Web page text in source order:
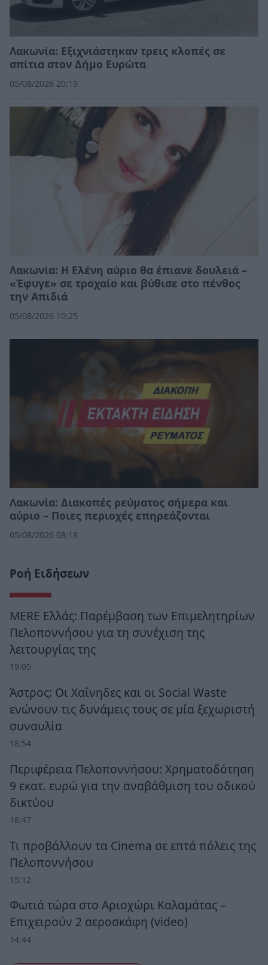
Λακωνία: Εξιχνιάστηκαν τρεις κλοπές σε
σπίτια στον Δήμο Ευρώτα
05/08/2026 20:19
Λακωνία: Η Ελένη αύριο θα έπιανε δουλειά –
«Έφυγε» σε τροχαίο και βύθισε στο πένθος
την Απιδιά
05/08/2026 10:25
Λακωνία: Διακοπές ρεύματος σήμερα και
αύριο – Ποιες περιοχές επηρεάζονται
05/08/2026 08:18
Ροή Ειδήσεων
MERE Ελλάς: Παρέμβαση των Επιμελητηρίων
Πελοποννήσου για τη συνέχιση της
λειτουργίας της
19:05
Άστρος: Οι Χαΐνηδες και οι Social Waste
ενώνουν τις δυνάμεις τους σε μία ξεχωριστή
συναυλία
18:54
Περιφέρεια Πελοποννήσου: Χρηματοδότηση
9 εκατ. ευρώ για την αναβάθμιση του οδικού
δικτύου
18:47
Τι προβάλλουν τα Cinema σε επτά πόλεις της
Πελοποννήσου
15:12
Φωτιά τώρα στο Αριοχώρι Καλαμάτας –
Επιχειρούν 2 αεροσκάφη (video)
14:44